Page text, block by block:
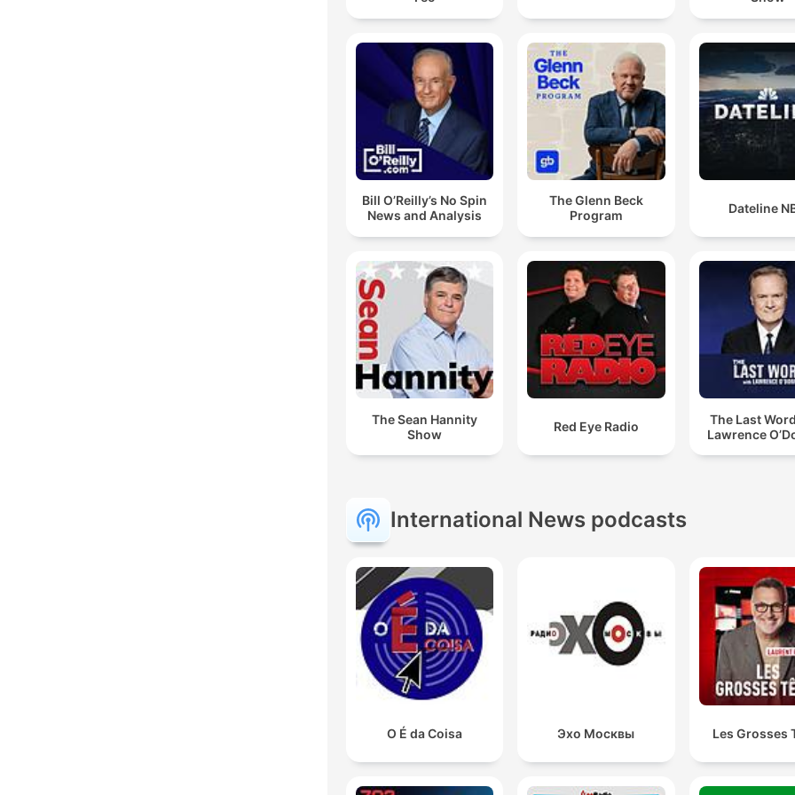
Bill O’Reilly’s No Spin
News and Analysis
The Glenn Beck
Program
Dateline
The Sean Hannity
Show
Red Eye Radio
The Last
Lawrence
International News podcasts
O É da Coisa Эхо Москвы Les Grosses